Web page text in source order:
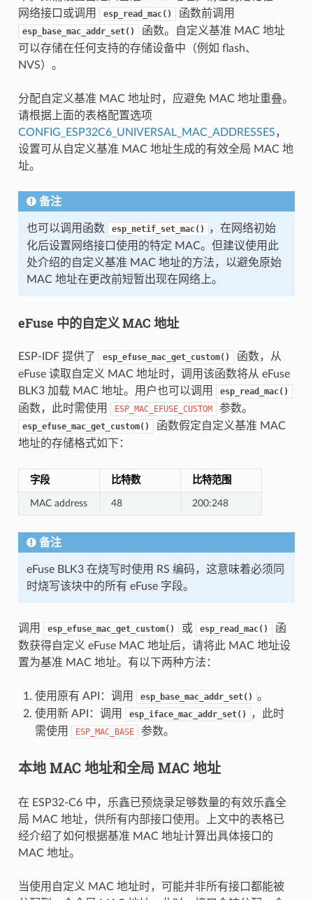
网络接口或调用
esp_read_mac() 函数前调用
esp_base_mac_addr_set()
函数。自定义基准 MAC 地址
可以存储在任何支持的存储设备中（例如 flash、
NVS）。
分配自定义基准 MAC 地址时，应避免 MAC 地址重叠。
请根据上面的表格配置选项
CONFIG_ESP32C6_UNIVERSAL_MAC_ADDRESSES，
设置可从自定义基准 MAC 地址生成的有效全局 MAC 地
址。
备注
也可以调用函数 esp_netif_set_mac()
，在网络初始
化后设置网络接口使用的特定 MAC。但建议使用此
处介绍的自定义基准 MAC 地址的方法，以避免原始
MAC 地址在更改前短暂出现在网络上。
eFuse 中的自定义 MAC 地址
ESP-IDF 提供了 esp_efuse_mac_get_custom()
函数，从
eFuse 读取自定义 MAC 地址时，调用该函数将从 eFuse
BLK3 加载 MAC 地址。用户也可以调用
esp_read_mac()
函数，此时需使用 ESP_MAC_EFUSE_CUSTOM 参数。
esp_efuse_mac_get_custom()
函数假定自定义基准 MAC
地址的存储格式如下：
字段 比特数 比特范围
MAC address 48 200:248
备注
eFuse BLK3 在烧写时使用 RS 编码，这意味着必须同
时烧写该块中的所有 eFuse 字段。
调用 esp_efuse_mac_get_custom() 或 esp_read_mac()
函
数获得自定义 eFuse MAC 地址后，请将此 MAC 地址设
置为基准 MAC 地址。有以下两种方法：
使用原有 API：调用 esp_base_mac_addr_set() 。
使用新 API：调用
esp_iface_mac_addr_set()
，此时
需使用
ESP_MAC_BASE 参数。
本地 MAC 地址和全局 MAC 地址
在 ESP32-C6 中，乐鑫已预烧录足够数量的有效乐鑫全
局 MAC 地址，供所有内部接口使用。上文中的表格已
经介绍了如何根据基准 MAC 地址计算出具体接口的
MAC 地址。
当使用自定义 MAC 地址时，可能并非所有接口都能被